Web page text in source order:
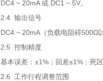
DC4 ~ 20mA 或 DC1 ~ 5V。
2.4 输出信号
DC4 ~ 20mA（负载电阻碍500Ω
2.5 控制精度
基本误差：±1%；回差≤1%；死区
2.6 工作行程调整范围